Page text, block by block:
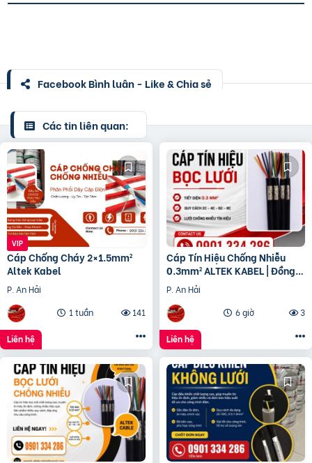
Facebook Bình luận - Like & Chia sẻ
Các tin liên quan:
Cáp Chống Cháy 2×1.5mm²
Altek Kabel
P. An Hải
1 tuần
141
Liên hệ
Cáp Tín Hiệu Chống Nhiễu
0.3mm² ALTEK KABEL | Đồng
Nguyên Chất 100%
P. An Hải
6 giờ
3
Liên hệ